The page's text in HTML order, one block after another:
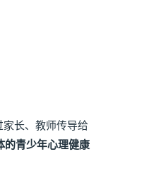
长、教师传导给
的青少年心理健康